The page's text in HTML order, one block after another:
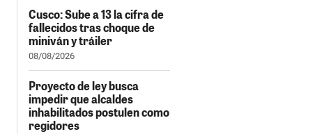
Cusco: Sube a 13 la cifra de
fallecidos tras choque de
miniván y tráiler
08/08/2026
Proyecto de ley busca
impedir que alcaldes
inhabilitados postulen como
regidores